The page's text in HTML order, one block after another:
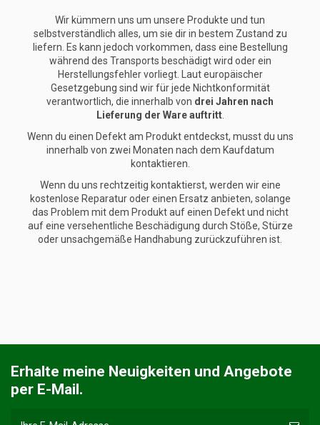
Wir kümmern uns um unsere Produkte und tun
selbstverständlich alles, um sie dir in bestem Zustand zu
liefern. Es kann jedoch vorkommen, dass eine Bestellung
während des Transports beschädigt wird oder ein
Herstellungsfehler vorliegt. Laut europäischer
Gesetzgebung sind wir für jede Nichtkonformität
verantwortlich, die innerhalb von drei Jahren nach
Lieferung der Ware auftritt.
Wenn du einen Defekt am Produkt entdeckst, musst du uns
innerhalb von zwei Monaten nach dem Kaufdatum
kontaktieren.
Wenn du uns rechtzeitig kontaktierst, werden wir eine
kostenlose Reparatur oder einen Ersatz anbieten, solange
das Problem mit dem Produkt auf einen Defekt und nicht
auf eine versehentliche Beschädigung durch Stöße, Stürze
oder unsachgemäße Handhabung zurückzuführen ist.
Erhalte meine Neuigkeiten und Angebote
per E-Mail.